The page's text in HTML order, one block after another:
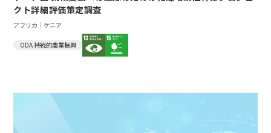
クト詳細評価策定調査
アフリカ｜ケニア
ODA 持続的農業振興